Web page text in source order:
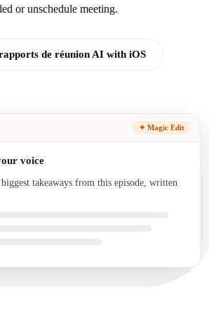
or unschedule meeting.
de réunion AI with iOS
✦ Magic Edit
voice
takeaways from this episode, written